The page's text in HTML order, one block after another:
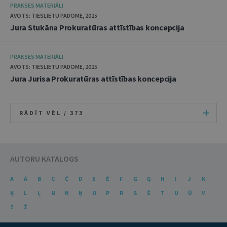
PRAKSES MATERIĀLI
AVOTS: TIESLIETU PADOME, 2025
Jura Stukāna Prokuratūras attīstības koncepcija
PRAKSES MATERIĀLI
AVOTS: TIESLIETU PADOME, 2025
Jura Jurisa Prokuratūras attīstības koncepcija
RĀDĪT VĒL / 373
AUTORU KATALOGS
A Ā B C Č D E Ē F G Ģ H I J
K
Ķ
L Ļ M N Ņ O P R S Š T U Ū
V
Z
Ž